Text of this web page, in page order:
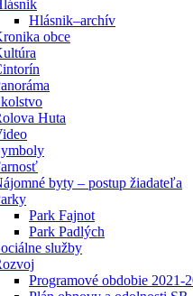
Hlásnik–archív
obce
Huta
byty – postup žiadateľa
Park Fajnot
Park Padlých
služby
Programové obdobie 2021-